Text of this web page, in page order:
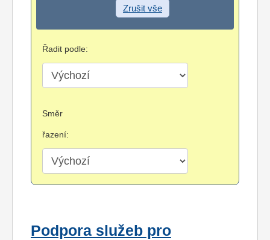
Zrušit vše
Řadit podle:
Směr
řazení:
Podpora služeb pro